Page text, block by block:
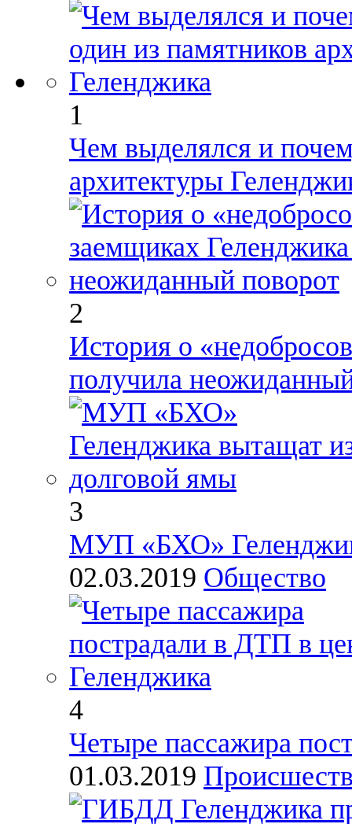
1
Чем выделялся и
архитектуры
2
История о
получила
3
МУП «БХО»
02.03.2019 Общество
4
Четыре пассажира
01.03.2019